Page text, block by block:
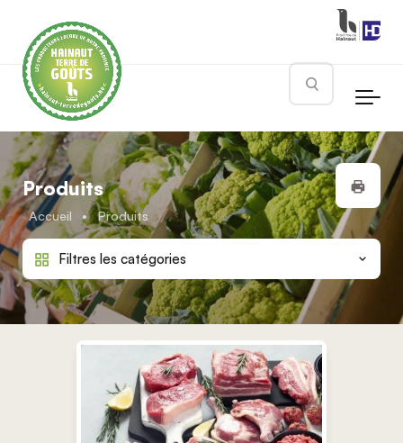
Rechercher
Produits
Accueil • Produits
Filtres les catégories